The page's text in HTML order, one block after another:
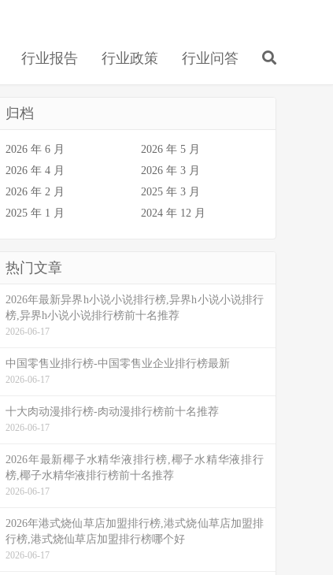
行业报告 行业政策 行业问答
归档
2026 年 6 月
2026 年 5 月
2026 年 4 月
2026 年 3 月
2026 年 2 月
2025 年 3 月
2025 年 1 月
2024 年 12 月
热门文章
2026年最新异界h小说小说排行榜,异界h小说小说排行
榜,异界h小说小说排行榜前十名推荐
2026-06-17
中国零售业排行榜-中国零售业企业排行榜最新
2026-06-17
十大肉动漫排行榜-肉动漫排行榜前十名推荐
2026-06-17
2026年最新椰子水精华液排行榜,椰子水精华液排行
榜,椰子水精华液排行榜前十名推荐
2026-06-17
2026年港式烧仙草店加盟排行榜,港式烧仙草店加盟排
行榜,港式烧仙草店加盟排行榜哪个好
2026-06-17